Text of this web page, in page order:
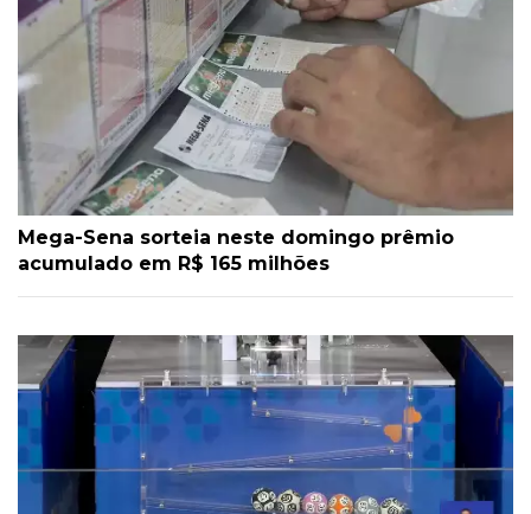
Mega-Sena sorteia neste domingo prêmio
acumulado em R$ 165 milhões